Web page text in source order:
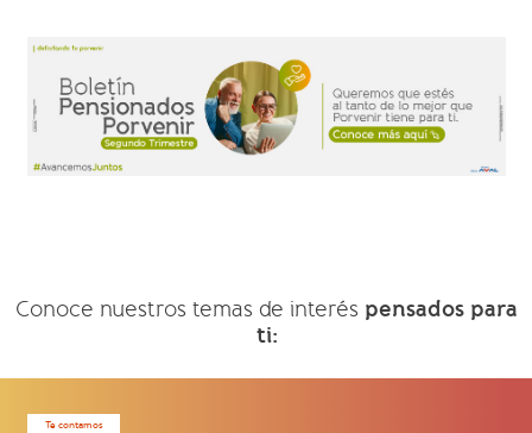
Conoce nuestros temas de interés pensados para
ti:
Te contamos